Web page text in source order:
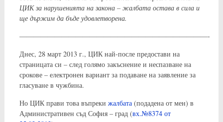
ЦИК за нарушенията на закона – жалбата остава в сила и
ще държим да бъде удовлетворена.
———————————————————————————-
Днес, 28 март 2013 г., ЦИК най-после предостави на
страницата си – след голямо закъснение и неспазване на
срокове – електронен вариант за подаване на заявление за
гласуване в чужбина.
Но ЦИК прави това въпреки жалбата(подадена от мен) в
Административен съд София – град (вх.№8374 от